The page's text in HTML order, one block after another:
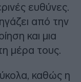
ευθύνες.
από την
και μια
μέρα τους.
καθώς η